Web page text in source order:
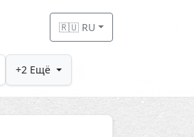
🇷🇺 RU
+2 Ещё